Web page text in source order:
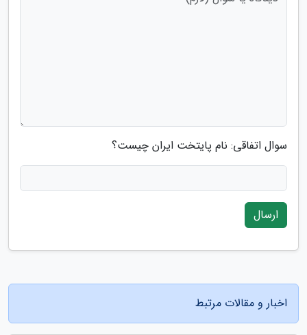
سوال اتفاقی: نام پایتخت ایران چیست؟
ارسال
اخبار و مقالات مرتبط